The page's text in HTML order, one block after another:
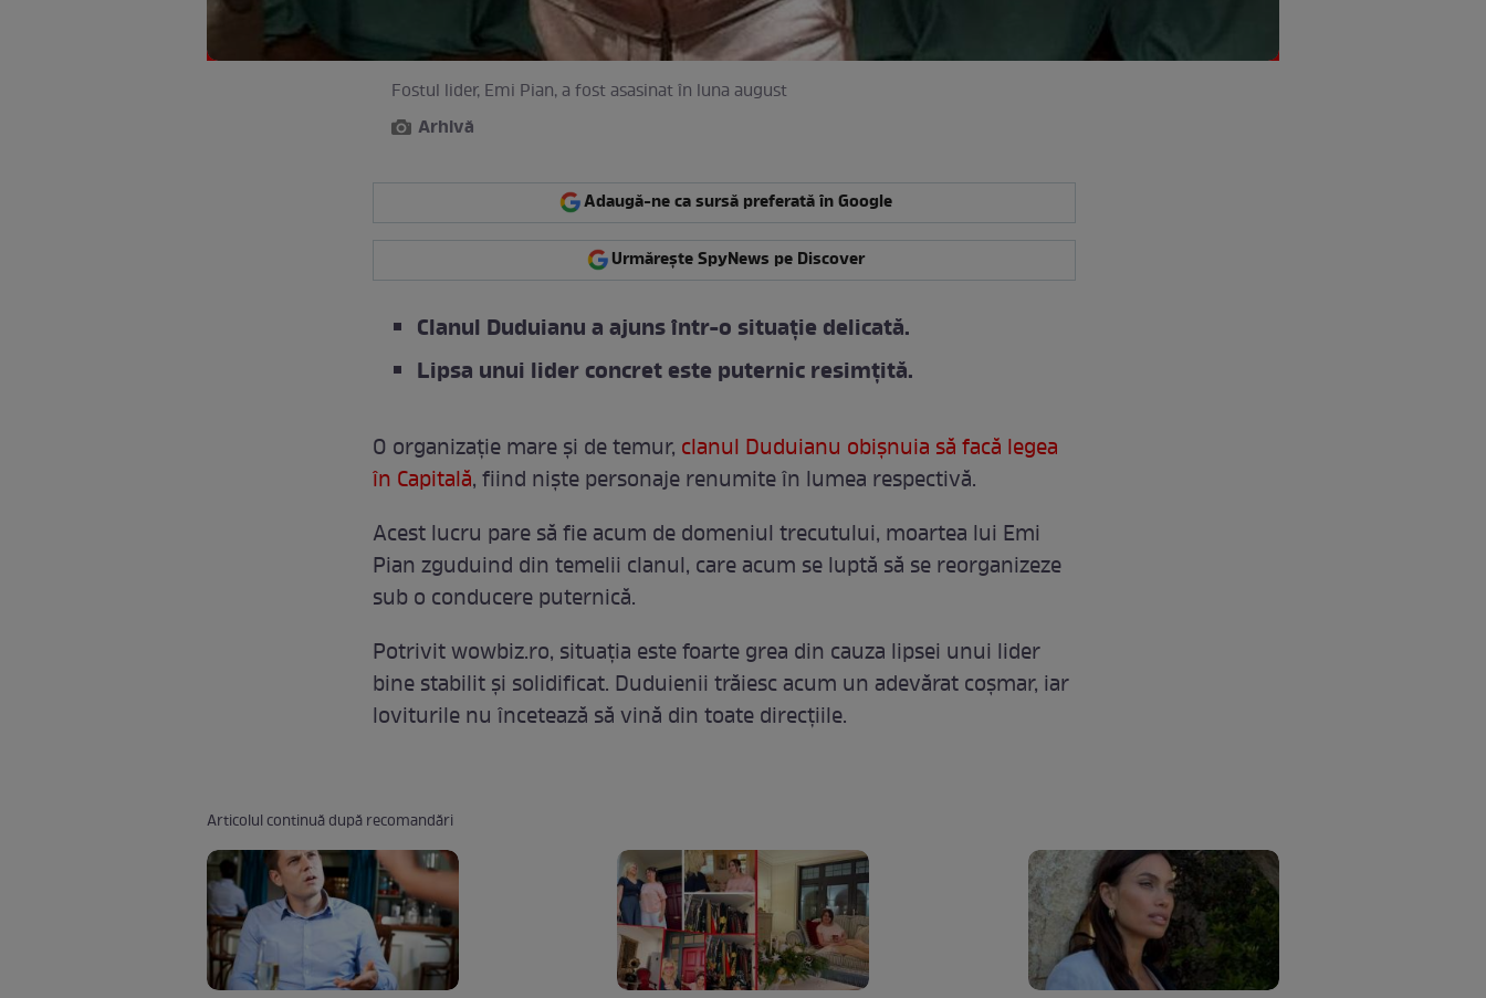
Fostul lider, Emi Pian, a fost asasinat în luna august
Arhivă
Adaugă-ne ca sursă preferată în Google
Urmărește SpyNews pe Discover
Clanul Duduianu a ajuns într-o situație delicată.
Lipsa unui lider concret este puternic resimțită.
O organizație mare și de temur, clanul Duduianu obișnuia să facă legea
în Capitală, fiind niște personaje renumite în lumea respectivă.
Acest lucru pare să fie acum de domeniul trecutului, moartea lui Emi
Pian zguduind din temelii clanul, care acum se luptă să se reorganizeze
sub o conducere puternică.
Potrivit wowbiz.ro, situația este foarte grea din cauza lipsei unui lider
bine stabilit și solidificat. Duduienii trăiesc acum un adevărat coșmar, iar
loviturile nu încetează să vină din toate direcțiile.
Articolul continuă după recomandări